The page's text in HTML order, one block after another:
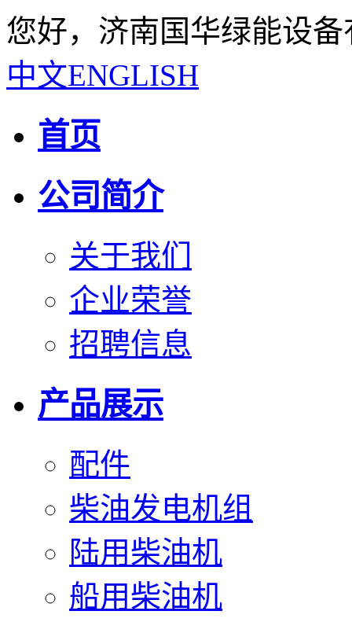
您好，济南国华绿能设
中文ENGLISH
首页
公司简介
关于我们
企业荣誉
招聘信息
产品展示
配件
柴油发电机组
陆用柴油机
船用柴油机